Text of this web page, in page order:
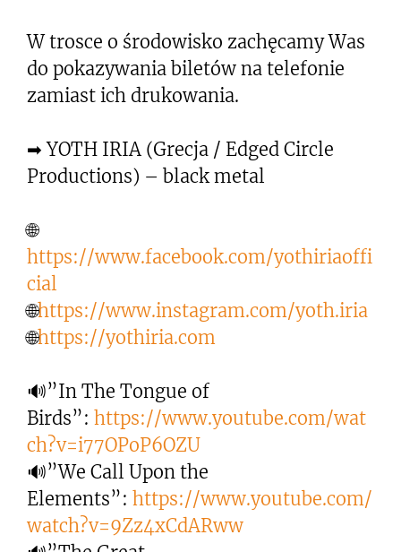
W trosce o środowisko zachęcamy Was
do pokazywania biletów na telefonie
zamiast ich drukowania.
➡ YOTH IRIA (Grecja / Edged Circle
Productions) – black metal
🌐
https://www.facebook.com/yothiriaoffi
cial
🌐https://www.instagram.com/yoth.iria
🌐https://yothiria.com
🔊”In The Tongue of
Birds”: https://www.youtube.com/wat
ch?v=i77OPoP6OZU
🔊”We Call Upon the
Elements”: https://www.youtube.com/
watch?v=9Zz4xCdARww